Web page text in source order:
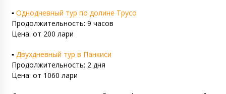
▪️ Однодневный тур по долине Трусо
Продолжительность: 9 часов
Цена: от 200 лари
▪️ Двухдневный тур в Панкиси
Продолжительность: 2 дня
Цена: от 1060 лари